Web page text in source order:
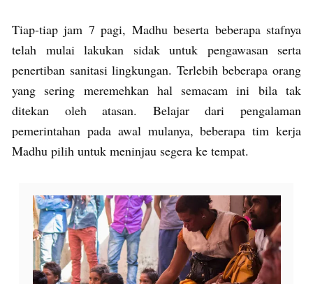
Tiap-tiap jam 7 pagi, Madhu beserta beberapa stafnya
telah mulai lakukan sidak untuk pengawasan serta
penertiban sanitasi lingkungan. Terlebih beberapa orang
yang sering meremehkan hal semacam ini bila tak
ditekan oleh atasan. Belajar dari pengalaman
pemerintahan pada awal mulanya, beberapa tim kerja
Madhu pilih untuk meninjau segera ke tempat.